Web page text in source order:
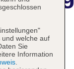
welche auf
Sie
Information
.